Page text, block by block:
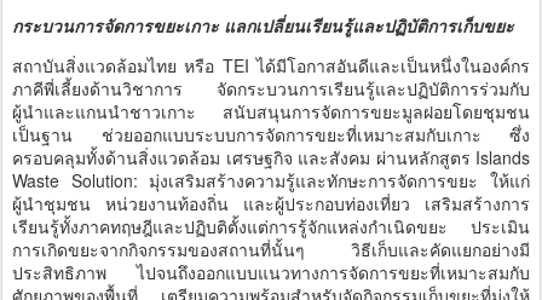
กระบวนการจัดการขยะเกาะ แลกเปลี่ยนเรียนรู้และปฏิบัติการเก็บขยะ
สถาบันสิ่งแวดล้อมไทย หรือ TEI ได้มีโอกาสอันดีและเป็นหนึ่งในองค์กร
ภาคีพี่เลี้ยงด้านวิชาการ จัดกระบวนการเรียนรู้และปฏิบัติการร่วมกับ
ผู้นำและแกนนำชาวเกาะ สนับสนุนการจัดการขยะมูลฝอยโดยชุมชน
เป็นฐาน ช่วยออกแบบระบบการจัดการขยะที่เหมาะสมกับเกาะ ซึ่ง
ครอบคลุมทั้งด้านสิ่งแวดล้อม เศรษฐกิจ และสังคม ผ่านหลักสูตร Islands
Waste Solution: มุ่งเสริมสร้างความรู้และทักษะการจัดการขยะ ให้แก่
ผู้นำชุมชน หน่วยงานท้องถิ่น และผู้ประกอบท่องเที่ยว เสริมสร้างการ
เรียนรู้ทั้งภาคทฤษฎีและปฏิบติตั้งแต่การรู้จักแหล่งกำเนิดขยะ ประเมิน
การเกิดขยะจากกิจกรรมของสถานที่นั้นๆ วิธีเก็บและคัดแยกอย่างมี
ประสิทธิภาพ ไปจนถึงออกแบบแนวทางการจัดการขยะที่เหมาะสมกับ